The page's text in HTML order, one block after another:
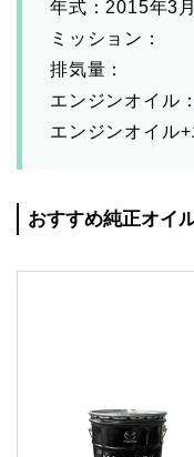
年式：2015年3
ミッション：
排気量：
エンジンオイル
エンジンオイル
おすすめ純正オイ